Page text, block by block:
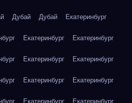
Дубай Дубай Екатеринбург
Екатеринбург Екатеринбург
Екатеринбург Екатеринбург
Екатеринбург Екатеринбург
Екатеринбург Екатеринбург